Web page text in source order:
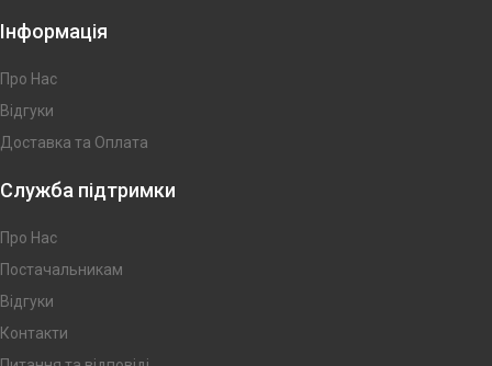
Інформація
Про Нас
Відгуки
Доставка та Оплата
Служба підтримки
Про Нас
Постачальникам
Відгуки
Контакти